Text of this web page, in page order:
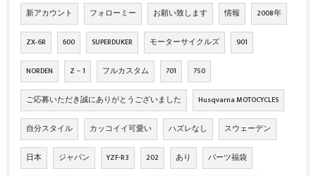
新アカウント フォローミー お願い致します 情報 2008年
ZX‐6R 600 SUPERDUKER モーターサイクルズ 901
NORDEN Z－1 フルカスタム 701 750
ご応募いただき誠にありがとうございました Husqvarna MOTOCYCLES
自分スタイル カッコイイ可愛い ハズレなし スウェーデン
日本 ジャパン YZF-R3 202 あり パーツ福袋